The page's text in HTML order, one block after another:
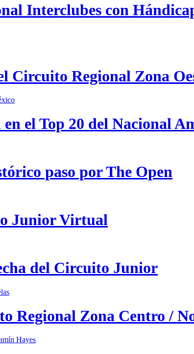
Interclubes con
Circuito Regional Zona
el Top 20 del Nacional
paso por The Open
Junior Virtual
del Circuito Junior
Regional Zona Centro /